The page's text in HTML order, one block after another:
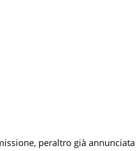
peraltro già annunciata